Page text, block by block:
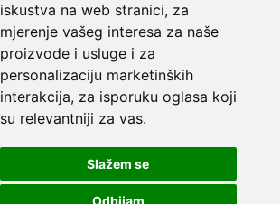
iskustva na web stranici, za
mjerenje vašeg interesa za naše
proizvode i usluge i za
personalizaciju marketinških
interakcija, za isporuku oglasa koji
su relevantniji za vas.
Slažem se
Odbijam